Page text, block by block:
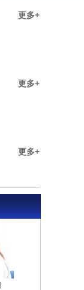
更多+
更多+
更多+